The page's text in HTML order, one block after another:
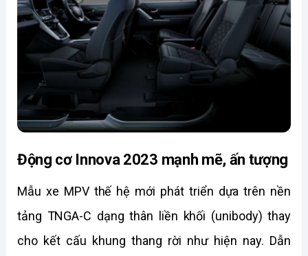
Động cơ Innova 2023 mạnh mẽ, ấn tượng
Mẫu xe MPV thế hệ mới phát triển dựa trên nền
tảng TNGA-C dạng thân liền khối (unibody) thay
cho kết cấu khung thang rời như hiện nay. Dẫn